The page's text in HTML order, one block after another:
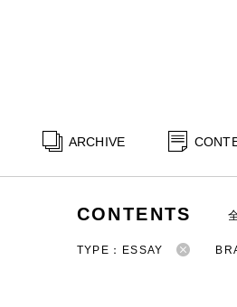
ARCHIVE
CONTENTS
TYPE：ESSAY